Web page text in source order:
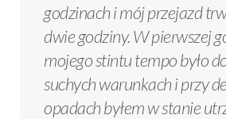
godzinach i mój przejazd
dwie godziny. W pierwszej
mojego stintu tempo było
suchych warunkach i przy
opadach byłem w stanie